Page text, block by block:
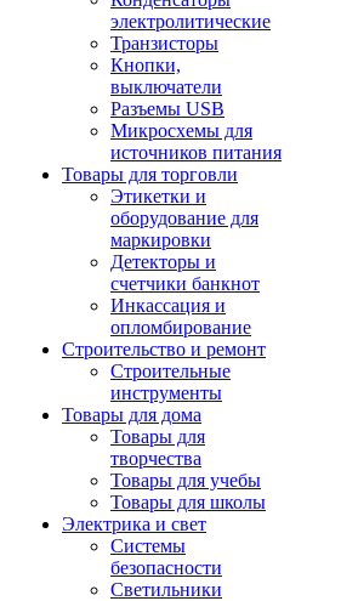
электролитические
Транзисторы
Кнопки,
выключатели
Разъемы USB
Микросхемы для
источников питания
Товары для торговли
Этикетки и
оборудование для
маркировки
Детекторы и
счетчики банкнот
Инкассация и
опломбирование
Строительство и ремонт
Строительные
инструменты
Товары для дома
Товары для
творчества
Товары для учебы
Товары для школы
Электрика и свет
Системы
безопасности
Светильники